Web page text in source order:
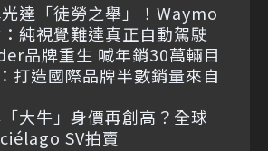
達「徒勞之舉」！Waymo
純視覺難達真正自動駕駛
品牌重生 喊年銷30萬輛目
打造國際品牌半數銷量來自
大牛」身價再創高？全球
SV拍賣